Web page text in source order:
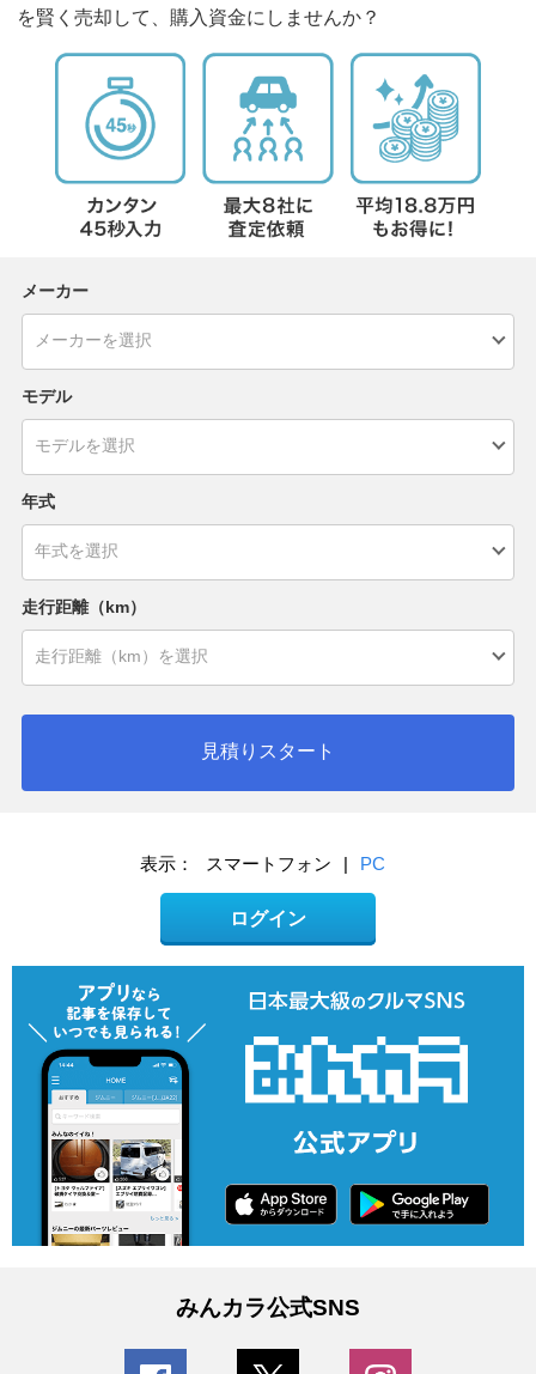
を賢く売却して、購入資金にしませんか？
メーカー
モデル
年式
走行距離（km）
見積りスタート
表示： スマートフォン | PC
ログイン
みんカラ公式SNS